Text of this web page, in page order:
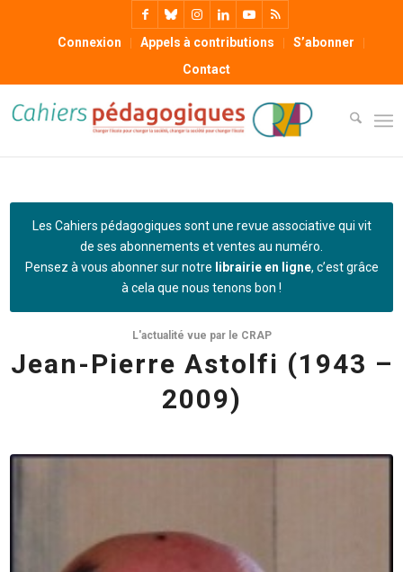
Connexion Appels à contributions
S’abonner
Contact
Les Cahiers pédagogiques sont une revue associative qui vit
de ses abonnements et ventes au numéro.
Pensez à vous abonner sur notre librairie en ligne, c’est grâce
à cela que nous tenons bon !
L'actualité vue par le CRAP
Jean-Pierre Astolfi (1943 –
2009)